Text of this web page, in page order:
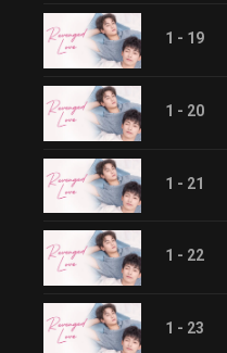
1 - 19
1 - 20
1 - 21
1 - 22
1 - 23